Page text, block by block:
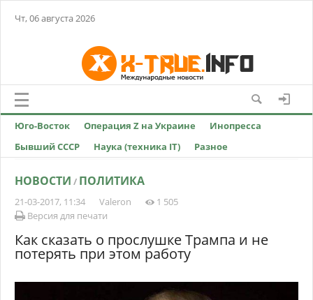
Чт, 06 августа 2026
Юго-Восток Операция Z на Украине
Инопресса
Бывший СССР
Наука (техника IT) Разное
НОВОСТИ / ПОЛИТИКА
21-03-2017, 11:34 Valeron
1 505
Версия для печати
Как сказать о прослушке Трампа и не
потерять при этом работу